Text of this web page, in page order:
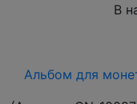
В
Альбом для